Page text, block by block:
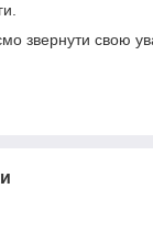
звернути свою